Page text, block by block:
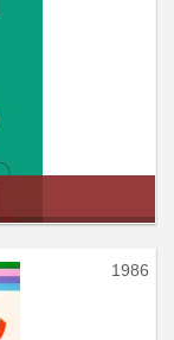
1986